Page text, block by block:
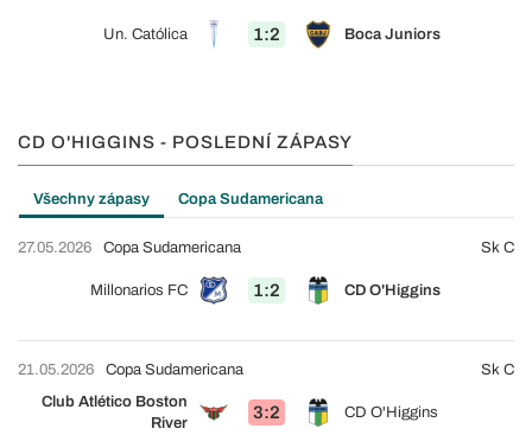
Un. Católica 1:2 Boca Juniors
CD O'HIGGINS - POSLEDNÍ ZÁPASY
Všechny zápasy Copa Sudamericana
27.05.2026
Millonarios FC 1:2 CD O'Higgins
Copa Sudamericana Sk C
21.05.2026
Club Atlético Boston
River
3:2 CD O'Higgins
Copa Sudamericana Sk C